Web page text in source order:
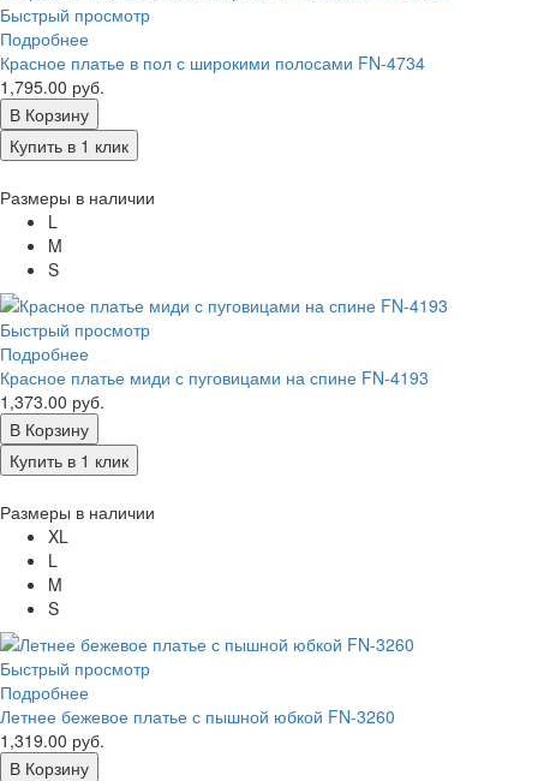
Быстрый просмотр
Подробнее
Красное платье в пол с широкими полосами FN-4734
1,795.00 руб.
В Корзину
Купить в 1 клик
Размеры в наличии
L
M
S
Быстрый просмотр
Подробнее
Красное платье миди с пуговицами на спине FN-4193
1,373.00 руб.
В Корзину
Купить в 1 клик
Размеры в наличии
XL
L
M
S
Быстрый просмотр
Подробнее
Летнее бежевое платье с пышной юбкой FN-3260
1,319.00 руб.
В Корзину